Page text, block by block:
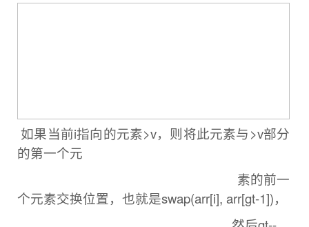
如果当前i指向的元素>v，则将此元素与>v部分
的第一个元
素的前一
个元素交换位置， 也就是swap(arr[i], arr[gt-1])，